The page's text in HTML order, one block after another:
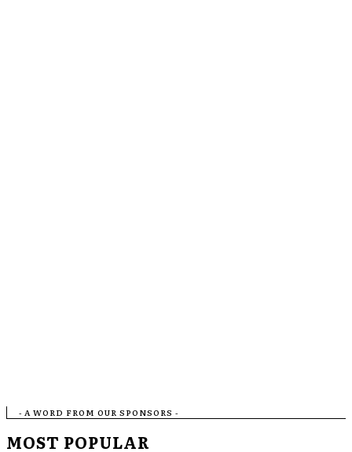
- A WORD FROM OUR SPONSORS -
MOST POPULAR